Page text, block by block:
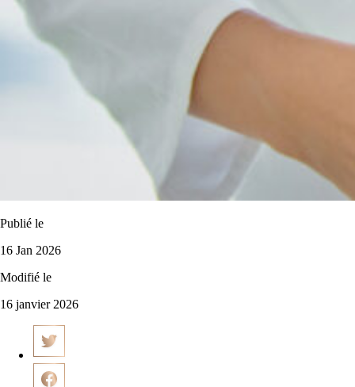
Publié le
16 Jan 2026
Modifié le
16 janvier 2026